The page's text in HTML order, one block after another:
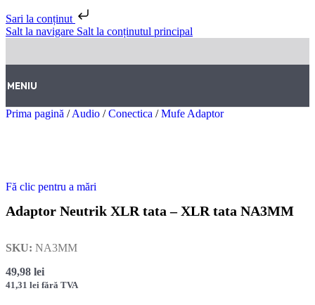
Sari la conținut
Salt la navigare Salt la conținutul principal
MENIU
Prima pagină / Audio / Conectica / Mufe Adaptor
Fă clic pentru a mări
Adaptor Neutrik XLR tata – XLR tata NA3MM
SKU: NA3MM
49,98 lei
41,31 lei fără TVA